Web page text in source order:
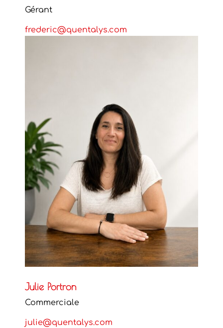
Gérant
frederic@quentalys.com
Julie Portron
Commerciale
julie@quentalys.com